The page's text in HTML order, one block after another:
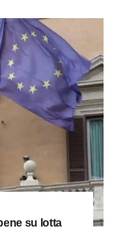
su lotta